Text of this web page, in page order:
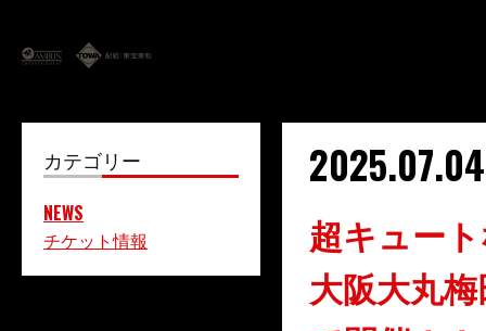
カテゴリー
NEWS
チケット情報
2025.07.04
超キュー
大阪大丸梅